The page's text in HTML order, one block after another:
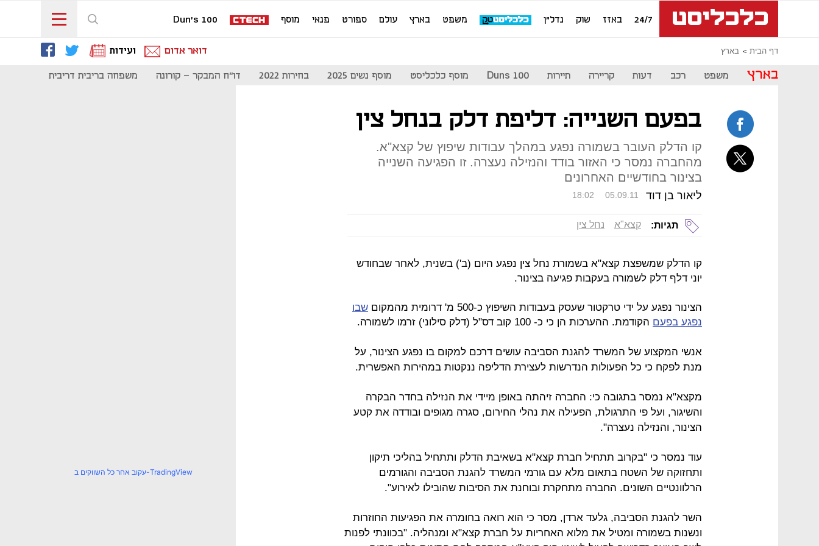
24/7 באזז שוק נדל"ן משפט בארץ עולם ספורט פנאי מוסף Dun's 100
דף הבית בארץ דואר אדום ועידות
בארץ משפט רכב דעות קריירה תיירות Duns 100 מוסף כלכליסט מוסף נשים 2025 בחירות 2022 דו"ח המבקר - קורונה משפחה בריבית דריבית
בפעם השנייה: דליפת דלק בנחל צין
קו הדלק העובר בשמורה נפגע במהלך עבודות שיפוץ של קצא"א.
מהחברה נמסר כי האזור בודד והנזילה נעצרה. זו הפגיעה השנייה
בצינור בחודשיים האחרונים
ליאור בן דוד 18:02 05.09.11
תגיות: קצא"א נחל צין
קו הדלק שמשפצת קצא"א בשמורת נחל צין נפגע היום (ב') בשנית, לאחר שבחודש
יוני דלף דלק לשמורה בעקבות פגיעה בצינור.
הצינור נפגע על ידי טרקטור שעסק בעבודות השיפוץ כ-500 מ' דרומית מהמקום
שבו
נפגע בפעם הקודמת. ההערכות הן כי כ- 100 קוב דס"ל (דלק סילוני) זרמו לשמורה.
אנשי המקצוע של המשרד להגנת הסביבה עושים דרכם למקום בו נפגע הצינור, על
מנת לפקח כי כל הפעולות הנדרשות לעצירת הדליפה ננקטות במהירות האפשרית.
מקצא"א נמסר בתגובה כי: החברה זיהתה באופן מיידי את הנזילה בחדר הבקרה
והשיגור, ועל פי התרגולת, הפעילה את נהלי החירום, סגרה מגופים ובודדה את קטע
הצינור, והנזילה נעצרה".
עוד נמסר כי "בקרוב תתחיל חברת קצא"א בשאיבת הדלק ותתחיל בהליכי תיקון
ותחזוקה של השטח בתאום מלא עם גורמי המשרד להגנת הסביבה והגורמים
הרלוונטיים השונים. החברה מתחקרת ובוחנת את הסיבות שהובילו לאירוע".
השר להגנת הסביבה, גלעד ארדן, מסר כי הוא רואה בחומרה את הפגיעות החוזרות
ונשנות בשמורה ומטיל את מלוא האחריות על חברת קצא"א ומנהליה. "בכוונתי לפנות
עקוב אחר כל השווקים ב-TradingView